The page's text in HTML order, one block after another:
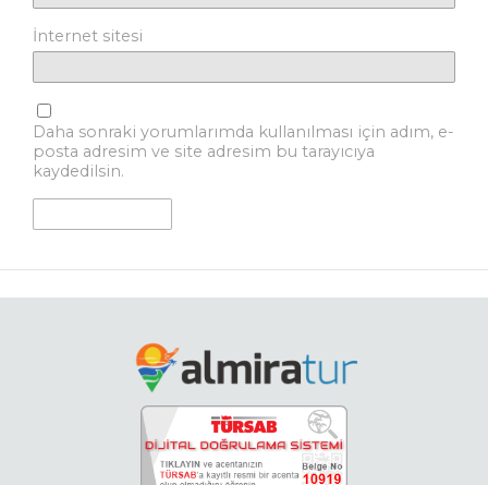
İnternet sitesi
Daha sonraki yorumlarımda kullanılması için adım, e-
posta adresim ve site adresim bu tarayıcıya
kaydedilsin.